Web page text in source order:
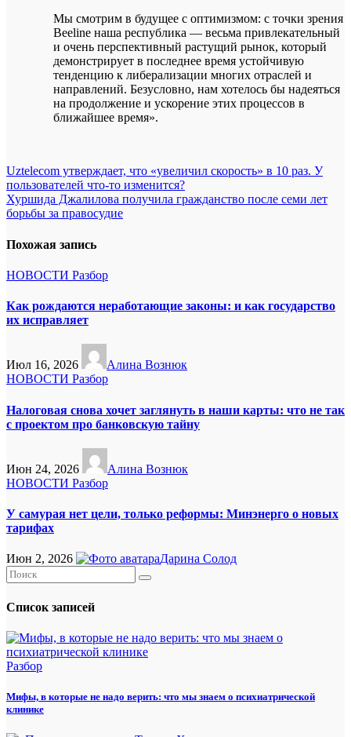
Мы смотрим в будущее с оптимизмом: с точки зрения
Beeline наша республика — весьма привлекательный
и очень перспективный растущий рынок, который
демонстрирует в последнее время устойчивую
тенденцию к либерализации многих отраслей и
направлений. Безусловно, нам хотелось бы надеяться
на продолжение и ускорение этих процессов в
ближайшее время».
Навигация
по
записям
Uztelecom утверждает, что «увеличил скорость» в 10 раз. У
пользователей что-то изменится?
Хуршида Джалилова получила гражданство после семи лет
борьбы за правосудие
Похожая запись
НОВОСТИ Разбор
Как рождаются неработающие законы: и как государство
их исправляет
Июл 16, 2026
Алина Вознюк
НОВОСТИ Разбор
Налоговая снова хочет заглянуть в наши карты: что не так
с проектом про банковскую тайну
Июн 24, 2026
Алина Вознюк
НОВОСТИ Разбор
У самурая нет цели, только реформы: Минэнерго о новых
тарифах
Июн 2, 2026 Дарина Солод
Список записей
Разбор
Мифы, в которые не надо верить: что мы знаем о психиатрической
клинике